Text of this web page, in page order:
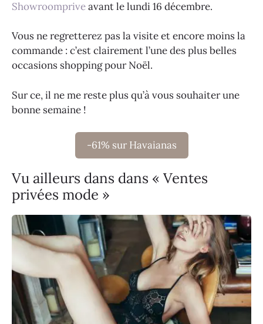
Showroompriveavant le lundi 16 décembre.
Vous ne regretterez pas la visite et encore moins la
commande : c’est clairement l’une des plus belles
occasions shopping pour Noël.
Sur ce, il ne me reste plus qu’à vous souhaiter une
bonne semaine !
-61% sur Havaianas
Vu ailleurs dans dans « Ventes
privées mode »